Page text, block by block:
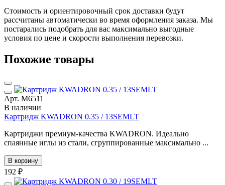
Стоимость и ориентировочный срок доставки будут
рассчитаны автоматически во время оформления заказа. Мы
постарались подобрать для вас максимально выгодные
условия по цене и скорости выполнения перевозки.
Похожие товары
Арт. М6511
В наличии
Картридж KWADRON 0.35 / 13SEMLT
Картриджи премиум-качества KWADRON. Идеально
спаянные иглы из стали, сгруппированные максимально ...
В корзину
192 ₽